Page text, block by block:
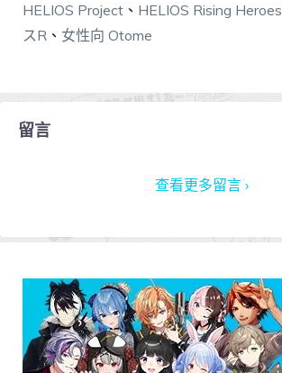
HELIOS Project 、 HELIOS Rising Heroes
スR 、 女性向 Otome
留言
查看更多留言 ›